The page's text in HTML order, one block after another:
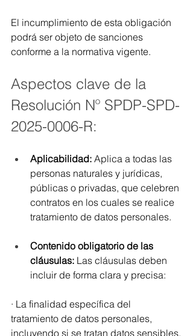
El incumplimiento de esta obligación
podrá ser objeto de sanciones
conforme a la normativa vigente.
Aspectos clave de la
Resolución Nº SPDP-SPD-
2025-0006-R:
Aplicabilidad: Aplica a todas las
personas naturales y jurídicas,
públicas o privadas, que celebren
contratos en los cuales se realice
tratamiento de datos personales.
Contenido obligatorio de las
cláusulas: Las cláusulas deben
incluir de forma clara y precisa:
· La finalidad específica del
tratamiento de datos personales,
incluyendo si se tratan datos sensibles.